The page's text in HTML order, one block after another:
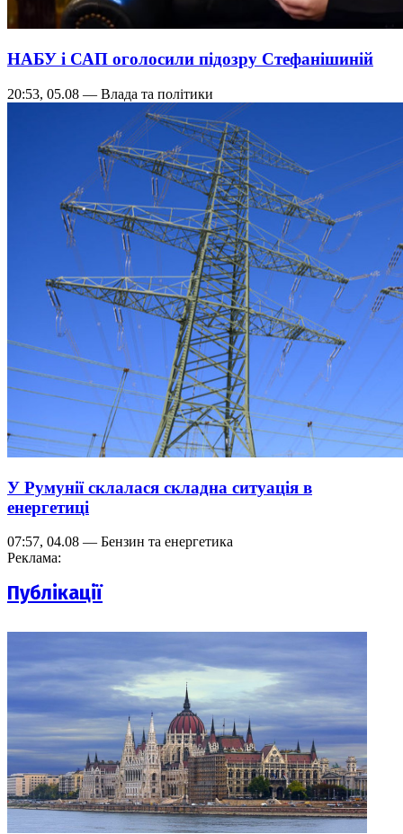
НАБУ і САП оголосили підозру Стефанішиній
20:53, 05.08 — Влада та політики
У Румунії склалася складна ситуація в
енергетиці
07:57, 04.08 — Бензин та енергетика
Реклама:
Публікації